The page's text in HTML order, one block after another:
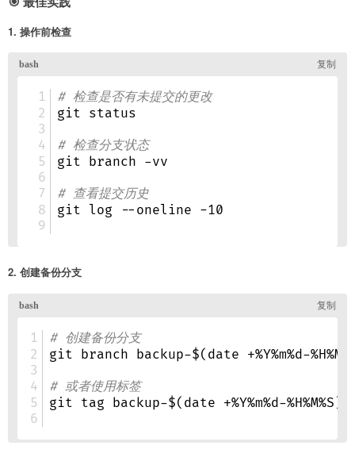
1. 操作前检查
2. 创建备份分支